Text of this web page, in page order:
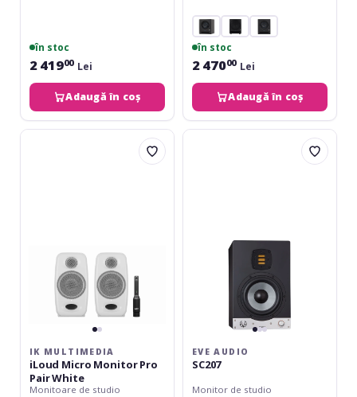
în stoc
2 41900 Lei
Adaugă în coș
în stoc
2 47000 Lei
Adaugă în coș
IK
IK MULTIMEDIA
iLoud Micro Monitor Pro
Pair White
Monitoare de studio
EVE
EVE AUDIO
SC207
Monitor de studio